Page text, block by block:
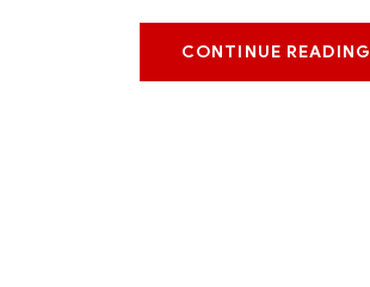
CONTINUE READING